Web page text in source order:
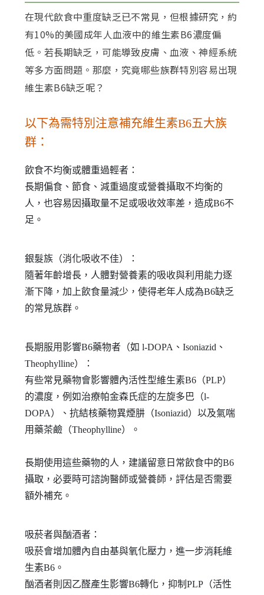
在現代飲食中重度缺乏已不常見，但根據研究，約
有10%的美國成年人血液中的維生素B6濃度偏
低。若長期缺乏，可能導致皮膚、血液、神經系統
等多方面問題。那麼，究竟哪些族群特別容易出現
維生素B6缺乏呢？
以下為需特別注意補充維生素B6五大族
群：
飲食不均衡或體重過輕者：
長期偏食、節食、減重過度或營養攝取不均衡的
人，也容易因攝取量不足或吸收效率差，造成B6不
足。
銀髮族（消化吸收不佳）：
隨著年齡增長，人體對營養素的吸收與利用能力逐
漸下降，加上飲食量減少，使得老年人成為B6缺乏
的常見族群。
長期服用影響B6藥物者（如 l-DOPA、Isoniazid、
Theophylline）：
有些常見藥物會影響體內活性型維生素B6（PLP）
的濃度，例如治療帕金森氏症的左旋多巴（l-
DOPA）、抗結核藥物異煙肼（Isoniazid）以及氣喘
用藥茶鹼（Theophylline）。
長期使用這些藥物的人，建議留意日常飲食中的B6
攝取，必要時可諮詢醫師或營養師，評估是否需要
額外補充。
吸菸者與酗酒者：
吸菸會增加體內自由基與氧化壓力，進一步消耗維
生素B6。
酗酒者則因乙醛產生影響B6轉化，抑制PLP（活性